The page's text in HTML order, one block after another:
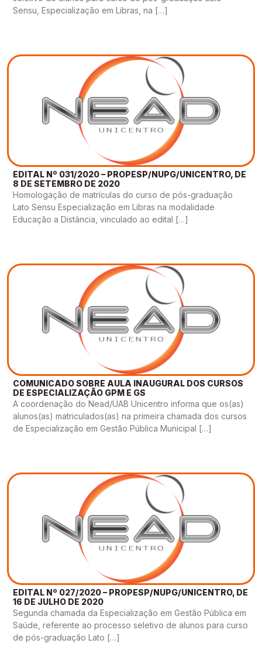
Sensu, Especialização em Libras, na […]
EDITAL Nº 031/2020 – PROPESP/NUPG/UNICENTRO, DE
8 DE SETEMBRO DE 2020
Homologação de matrículas do curso de pós-graduação
Lato Sensu Especialização em Libras na modalidade
Educação a Distância, vinculado ao edital […]
COMUNICADO SOBRE AULA INAUGURAL DOS CURSOS
DE ESPECIALIZAÇÃO GPM E GS
A coordenação do Nead/UAB Unicentro informa que os(as)
alunos(as) matriculados(as) na primeira chamada dos cursos
de Especialização em Gestão Pública Municipal […]
EDITAL Nº 027/2020 – PROPESP/NUPG/UNICENTRO, DE
16 DE JULHO DE 2020
Segunda chamada da Especialização em Gestão Pública em
Saúde, referente ao processo seletivo de alunos para curso
de pós-graduação Lato […]